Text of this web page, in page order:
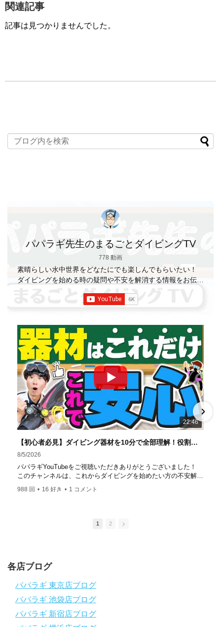
関連記事
記事は見つかりませんでした。
パパラギ先生のまるごとダイビングTV
778 動画
素晴らしい水中世界をどなたにでも楽しんでもらいたい！
ダイビングを始める時の疑問や不安を解消する情報をお伝え
業の国内最大規模のスキューバダイビングスクール。 PADI
の初心者ダイビングライセンス認定実績。 常駐のプロイン
ストラクターは40名ほど。 【初心者からプロレベルま
で！】 年間ファンダイブ開催数は1,000本を超え、初心者の
方でも安心して潜れるような初心者向けツアーを毎週開催
中！ 2021年マリンダイビング大賞
「講習が上手なダ
イビングスクール」部門
「教え方がうまいインストラク
ター」部門
「国内ダイビングサービス伊豆半島エリア」
部門
「国内ダイビングガイド伊豆半島エリア」部門 4冠
達成！ ――――――――――――――――― パパラギダイ
ビングスクール 本店 神奈川県 藤沢市 南藤沢10-4
はコチラ
https://www.papalagi.co.jp/staticpages/index.php/work
22:46
【初心者必見】ダイビング器材を10分で全部理解！役割・使い方をやさしく解説
8/5/2026
パパラギYouTubeをご視聴いただきありがとうございました！
このチャンネルは、これからダイビングを始めたい方の不安解消
や悩みごとを解消するためのチャンネルです
ひとりでも多くの方に、素敵なダイビングライフを送っていただ
ダイビングのこんな情報を知りたいなどありましたらコメントを
～～～～～～～～～～～～～～～～～～～～～～～～～～～～
1986年創業！国内最大規模のスキューバダイビングスクール。
徹底した安全管理と、国内トップクラスの初心者ダイビングライ
センス認定実績。
～～～～～～～～～～～～～～～～～～～～～～～～～～～～
988 回 • 16 好き • 1 コメント
1 2
各店ブログ
パパラギ 東京店ブログ
パパラギ 池袋店ブログ
パパラギ 新宿店ブログ